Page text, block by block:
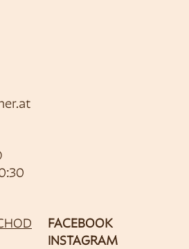
FACEBOOK
INSTAGRAM